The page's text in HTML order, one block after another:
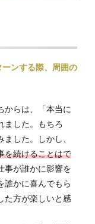
ンする際、周囲の
からは、「本当に
ました。もちろ
した。しかし、
を続けることはで
事が誰かに影響を
誰かに喜んでもら
た方が楽しいと感